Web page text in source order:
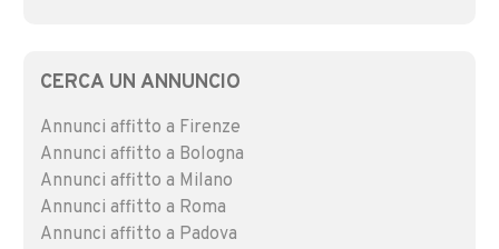
CERCA UN ANNUNCIO
Annunci affitto a Firenze
Annunci affitto a Bologna
Annunci affitto a Milano
Annunci affitto a Roma
Annunci affitto a Padova